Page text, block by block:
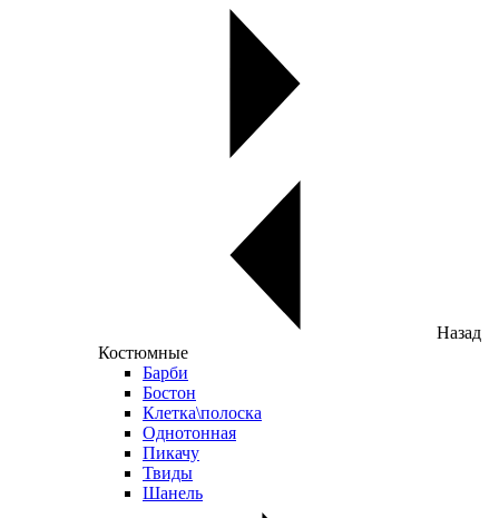
Назад
Костюмные
Барби
Бостон
Клетка\полоска
Однотонная
Пикачу
Твиды
Шанель